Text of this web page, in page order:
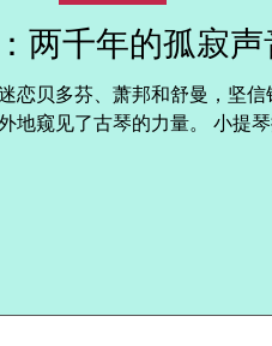
两千年的孤寂声
贝多芬、萧邦和舒曼，坚信
地窥见了古琴的力量。 小提